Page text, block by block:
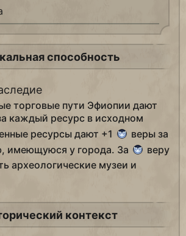
способность
торговые пути Эфиопии дают
каждый ресурс в исходном
ресурсы дают +1
веры за
имеющуюся у города. За
веру
археологические музеи и
контекст